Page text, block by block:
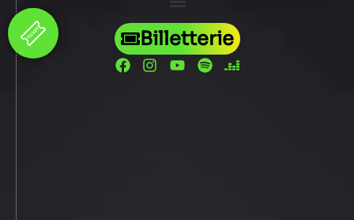
Billetterie